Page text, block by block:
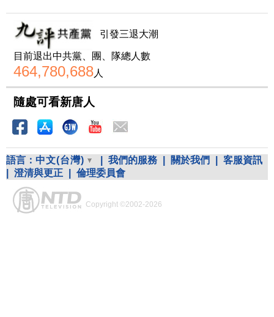
引發三退大潮
目前退出中共黨、團、隊總人數
464,780,688人
隨處可看新唐人
語言： 中文(台灣) 我們的服務 關於我們
客服資訊
澄清與更正 倫理委員會
Copyright ©2002-2026